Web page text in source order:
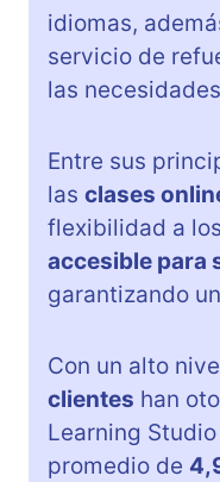
idiomas,
servicio de
las
Entre sus
las clases
flexibilidad a
accesible para
garantizando
Con un alto
clientes han
Learning
promedio de